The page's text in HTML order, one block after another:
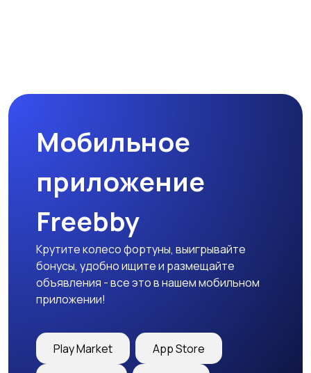
Мобильное
приложение
Freebby
Крутите колесо фортуны, выигрывайте
бонусы, удобно ищите и размещайте
объявления - все это в нашем мобильном
приложении!
Play Market App Store